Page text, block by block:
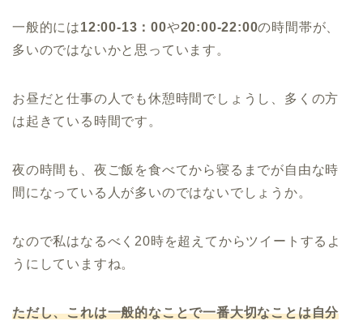
一般的には12:00‐13：00や20:00‐22:00の時間帯が、
多いのではないかと思っています。
お昼だと仕事の人でも休憩時間でしょうし、多くの方
は起きている時間です。
夜の時間も、夜ご飯を食べてから寝るまでが自由な時
間になっている人が多いのではないでしょうか。
なので私はなるべく20時を超えてからツイートするよ
うにしていますね。
ただし、これは一般的なことで一番大切なことは自分